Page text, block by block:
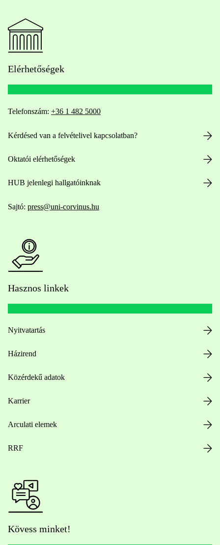
Elérhetőségek
Telefonszám: +36 1 482 5000
Kérdésed van a felvételivel kapcsolatban?
Oktatói elérhetőségek
HUB jelenlegi hallgatóinknak
Sajtó: press@uni-corvinus.hu
Hasznos linkek
Nyitvatartás
Házirend
Közérdekű adatok
Karrier
Arculati elemek
RRF
Kövess minket!